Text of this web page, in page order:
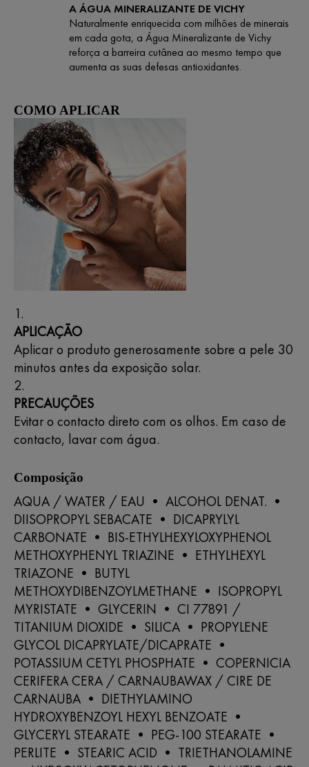
A ÁGUA MINERALIZANTE DE VICHY
Naturalmente enriquecida com milhões de minerais
em cada gota, a Água Mineralizante de Vichy
reforça a barreira cutânea ao mesmo tempo que
aumenta as suas defesas antioxidantes.
COMO APLICAR
APLICAÇÃO
Aplicar o produto generosamente sobre a pele 30
minutos antes da exposição solar.
PRECAUÇÕES
Evitar o contacto direto com os olhos. Em caso de
contacto, lavar com água.
Composição
AQUA / WATER / EAU • ALCOHOL DENAT. •
DIISOPROPYL SEBACATE • DICAPRYLYL
CARBONATE • BIS-ETHYLHEXYLOXYPHENOL
METHOXYPHENYL TRIAZINE • ETHYLHEXYL
TRIAZONE • BUTYL
METHOXYDIBENZOYLMETHANE • ISOPROPYL
MYRISTATE • GLYCERIN • CI 77891 /
TITANIUM DIOXIDE • SILICA • PROPYLENE
GLYCOL DICAPRYLATE/DICAPRATE •
POTASSIUM CETYL PHOSPHATE • COPERNICIA
CERIFERA CERA / CARNAUBAWAX / CIRE DE
CARNAUBA • DIETHYLAMINO
HYDROXYBENZOYL HEXYL BENZOATE •
GLYCERYL STEARATE • PEG-100 STEARATE •
PERLITE • STEARIC ACID • TRIETHANOLAMINE